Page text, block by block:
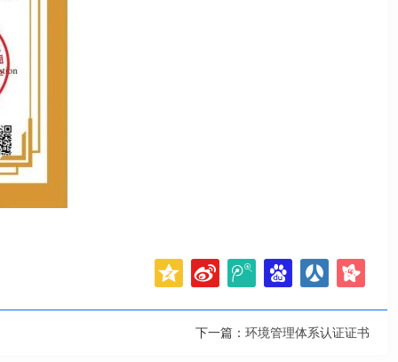
下一篇： 环境管理体系认证证书